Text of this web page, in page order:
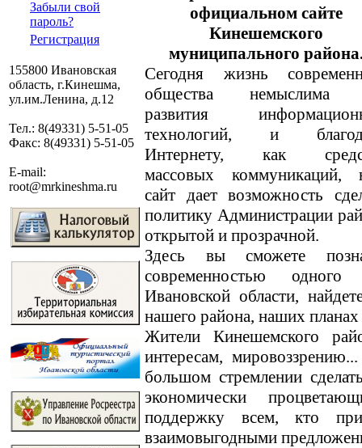
Забыли свой
пароль?
Регистрация
155800 Ивановская
область, г.Кинешма,
ул.им.Ленина, д.12
Тел.: 8(49331) 5-51-05
Факс: 8(49331) 5-51-05
E-mail:
root@mrkineshma.ru
официальном сайте
Кинешемского
муниципального
Сегодня жизнь
общества немыслима
развития
технологий, и
Интернету, как
массовых коммуникаций,
сайт дает возможность
политику Администрации
открытой и прозрачной.
Здесь вы сможете
современностью
Ивановской области,
нашего района, наших
Жители Кинешемского
интересам,
большом стремлении
экономически
поддержку всем, кто
взаимовыгодными